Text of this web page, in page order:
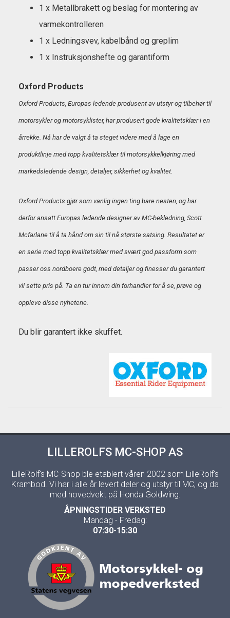
1 x Metallbrakett og beslag for montering av
varmekontrolleren
1 x Ledningsvev, kabelbånd og greplim
1 x Instruksjonshefte og garantiform
Oxford Products
Oxford Products, Europas ledende produsent av utstyr og tilbehør til
motorsykler og motorsyklister, har produsert gode kvalitetsklær i en
årrekke. Nå har de valgt å ta steget videre med å lage en
produktlinje med topp kvalitetsklær til motorsykkelkjøring med
markedsledende design, detaljer, sikkerhet og kvalitet.
Oxford Products gjør som vanlig ingen ting bare nesten, og har
derfor ansatt Europas ledende designer av MC-bekledning, Scott
Mcfarlane til å ta hånd om sin til nå største satsing. Resultatet er
en serie med topp kvalitetsklær med svært god passform som
passer oss nordboere godt, med detaljer og finesser du garantert
vil sette pris på. Ta en tur innom din forhandler for å se, prøve og
oppleve disse nyhetene.
Du blir garantert ikke skuffet.
LILLEROLFS MC-SHOP AS
LilleRolf's MC-Shop ble etablert våren 2002 som LilleRolf's
Krambod. Vi har i alle år levert deler og utstyr til MC, og da
med hovedvekt på Honda Goldwing.
ÅPNINGSTIDER VERKSTED
Mandag - Fredag:
07:30-15:30